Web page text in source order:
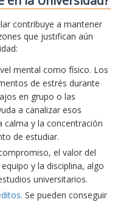
contribuye a mantener
que justifican aún
mental como físico. Los
de estrés durante
en grupo o las
a canalizar esos
calma y la concentración
de estudiar.
el valor del
y la disciplina, algo
universitarios.
Se pueden conseguir